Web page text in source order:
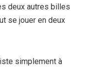
deux autres billes
se jouer en deux
simplement à